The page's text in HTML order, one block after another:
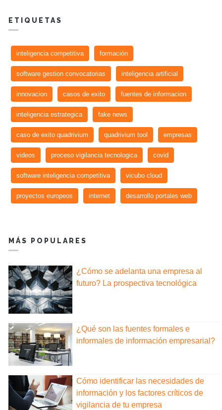
ETIQUETAS
inteligencia competitiva formación
software gestion convocatorias inteligencia artificial
innovacion casos de exito fuentes de informacion
inteligencia estrategica fake news
caso de exito quadrivium quadrivium tool empresas
videos proceso vigilancia tecnologica covid
software inteligencia competitiva vicubo cloud
proyectos europeos internet desarrollo portales web
MÁS POPULARES
¿Cómo se adelanta una empresa al
futuro? La prospectiva tecnológica
¿Qué son las fuentes formales e
informales de información empresarial?
Cómo identificar las necesidades de
información y los factores críticos de
vigilancia de tu empresa